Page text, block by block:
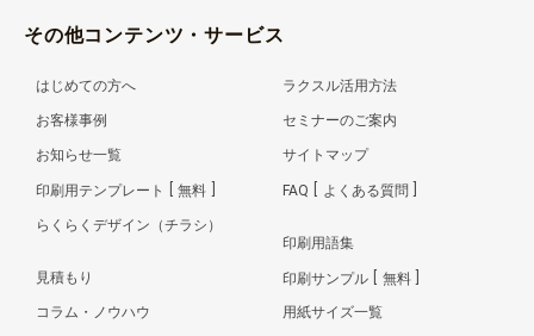
その他コンテンツ・サービス
はじめての方へ
お客様事例
お知らせ一覧
印刷用テンプレート 無料
らくらくデザイン（チラシ）
見積もり
コラム・ノウハウ
ラクスル活用方法
セミナーのご案内
サイトマップ
FAQ よくある質問
印刷用語集
印刷サンプル 無料
用紙サイズ一覧